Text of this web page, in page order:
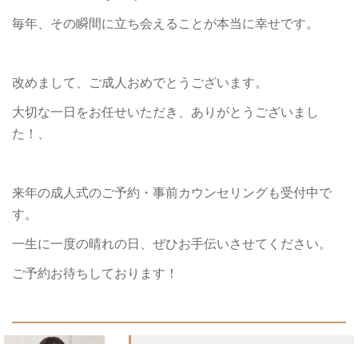
毎年、その瞬間に立ち会えることが本当に幸せです。
改めまして、ご成人おめでとうございます。
大切な一日をお任せいただき、ありがとうございまし
た！、
来年の成人式のご予約・事前カウンセリングも受付中で
す。
一生に一度の晴れの日、ぜひお手伝いさせてください。
ご予約お待ちしております！